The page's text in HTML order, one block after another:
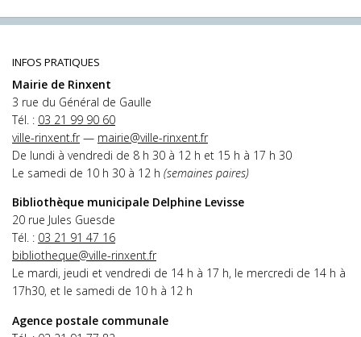
INFOS PRATIQUES
Mairie de Rinxent
3 rue du Général de Gaulle
Tél. : 03 21 99 90 60
ville-rinxent.fr— mairie@ville-rinxent.fr
De lundi à vendredi de 8 h 30 à 12 h et 15 h à 17 h 30
Le samedi de 10 h 30 à 12 h (semaines paires)
Bibliothèque municipale Delphine Levisse
20 rue Jules Guesde
Tél. : 03 21 91 47 16
bibliotheque@ville-rinxent.fr
Le mardi, jeudi et vendredi de 14 h à 17 h, le mercredi de 14 h à
17h30, et le samedi de 10 h à 12 h
Agence postale communale